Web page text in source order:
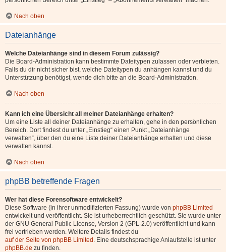
Nach oben
Dateianhänge
Welche Dateianhänge sind in diesem Forum zulässig?
Die Board-Administration kann bestimmte Dateitypen zulassen oder verbieten.
Falls du dir nicht sicher bist, welche Dateitypen du anhängen kannst und du
Unterstützung benötigst, wende dich bitte an die Board-Administration.
Nach oben
Kann ich eine Übersicht all meiner Dateianhänge erhalten?
Um eine Liste all deiner Dateianhänge zu erhalten, gehe in den persönlichen
Bereich. Dort findest du unter „Einstieg“ einen Punkt „Dateianhänge
verwalten“, über den du eine Liste deiner Dateianhänge erhalten und diese
verwalten kannst.
Nach oben
phpBB betreffende Fragen
Wer hat diese Forensoftware entwickelt?
Diese Software (in ihrer unmodifizierten Fassung) wurde von phpBB Limited
entwickelt und veröffentlicht. Sie ist urheberrechtlich geschützt. Sie wurde unter
der GNU General Public License, Version 2 (GPL-2.0) veröffentlicht und kann
frei vertrieben werden. Weitere Details findest du
auf der Seite von phpBB Limited . Eine deutschsprachige Anlaufstelle ist unter
phpBB.de zu finden.